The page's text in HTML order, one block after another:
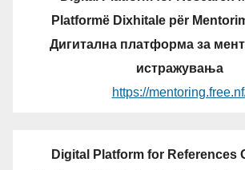
Platformë Dixhitale për
Дигитална платформа за
истражувања
https://
Digital Platform for References